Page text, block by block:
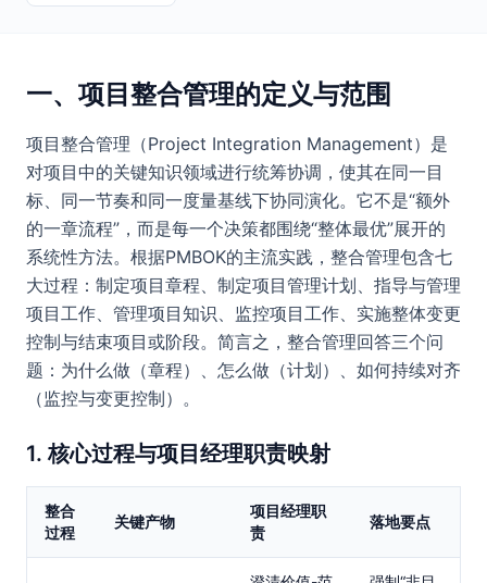
一、项目整合管理的定义与范围
项目整合管理（Project Integration Management）是
对项目中的关键知识领域进行统筹协调，使其在同一目
标、同一节奏和同一度量基线下协同演化。它不是“额外
的一章流程”，而是每一个决策都围绕“整体最优”展开的
系统性方法。根据PMBOK的主流实践，整合管理包含七
大过程：制定项目章程、制定项目管理计划、指导与管理
项目工作、管理项目知识、监控项目工作、实施整体变更
控制与结束项目或阶段。简言之，整合管理回答三个问
题：为什么做（章程）、怎么做（计划）、如何持续对齐
（监控与变更控制）。
1. 核心过程与项目经理职责映射
整合
过程
关键产物
项目经理职
责
落地要点